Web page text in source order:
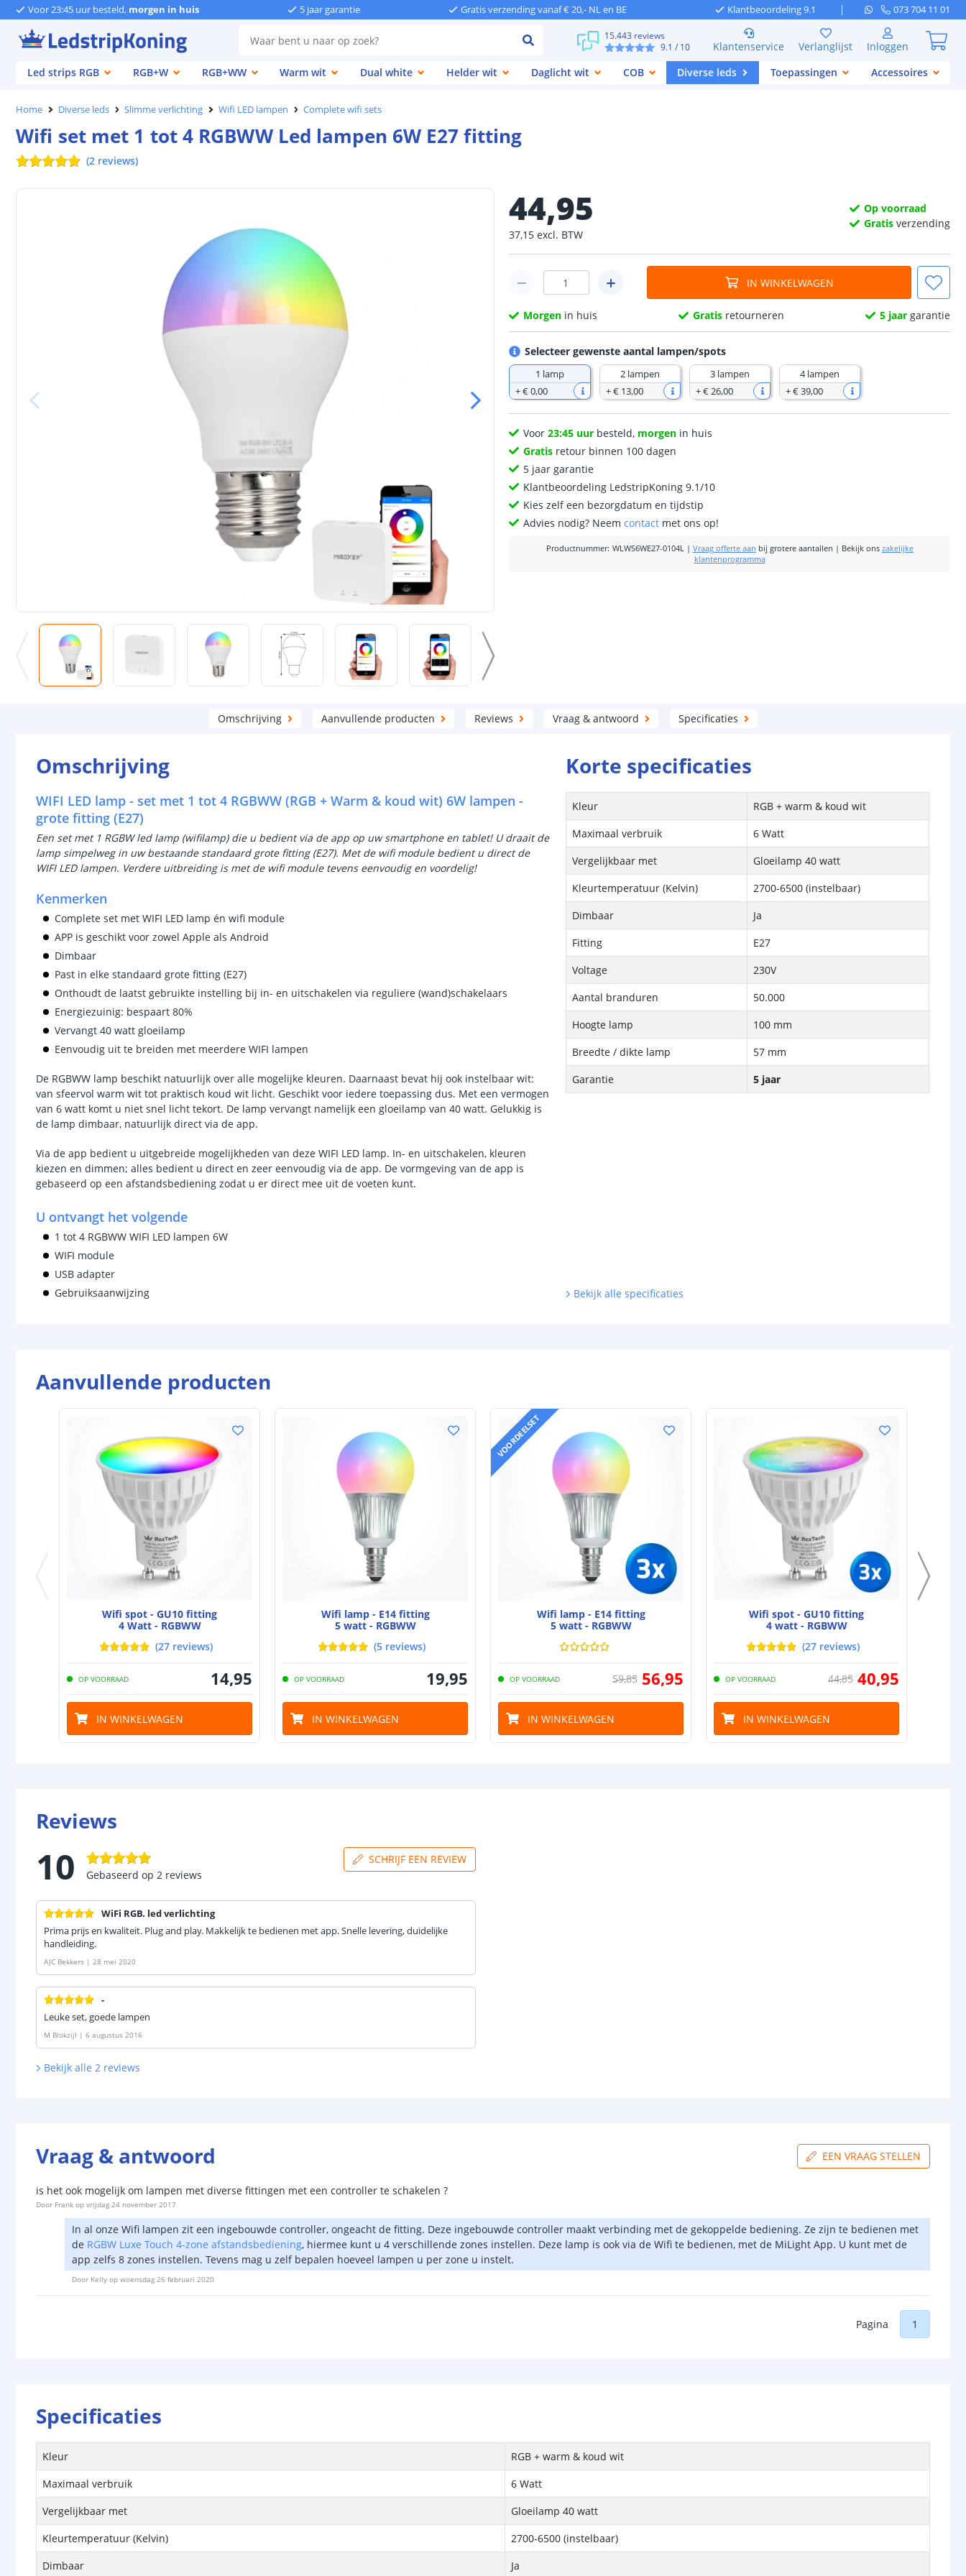
Voor 23:45 uur besteld, morgen in huis 5 jaar garantie Gratis verzending vanaf € 20,- NL en BE Klantbeoordeling 9.1 073 704 11 01
15.443 reviews
9.1 / 10 Klantenservice Verlanglijst
Inloggen
Led strips RGB
RGB+W RGB+WW Warm wit Dual white Helder wit Daglicht wit COB Diverse leds Toepassingen Accessoires
Home Diverse leds Slimme verlichting Wifi LED lampen Complete wifi sets
Wifi set met 1 tot 4 RGBWW Led lampen 6W E27 fitting
(2 reviews)
44,95
37,15 excl. BTW
Op voorraad
Gratis verzending
IN WINKELWAGEN
Morgen in huis Gratis retourneren 5 jaargarantie
Selecteer gewenste aantal lampen/spots
1 lamp
+€ 0,00
2 lampen
+€ 13,00
3 lampen
+€ 26,00
4 lampen
+€ 39,00
Voor23:45 uur besteld, morgen in huis
Gratis retour binnen 100 dagen
5 jaar garantie
Klantbeoordeling LedstripKoning 9.1/10
Kies zelf een bezorgdatum en tijdstip
Advies nodig? Neemcontact met ons op!
Productnummer: WLWS6WE27-0104L| Vraag offerte aan bij grotere aantallen | Bekijk ons zakelijke
klantenprogramma
Omschrijving Aanvullende producten Reviews Vraag & antwoord Specificaties
Omschrijving
WIFI LED lamp - set met 1 tot 4 RGBWW (RGB + Warm & koud wit) 6W lampen -
grote fitting (E27)
Een set met 1 RGBW led lamp (wifilamp) die u bedient via de app op uw smartphone en tablet! U draait de
lamp simpelweg in uw bestaande standaard grote fitting (E27). Met de wifi module bedient u direct de
WIFI LED lampen. Verdere uitbreiding is met de wifi module tevens eenvoudig en voordelig!
Kenmerken
Complete set met WIFI LED lamp én wifi module
APP is geschikt voor zowel Apple als Android
Dimbaar
Past in elke standaard grote fitting (E27)
Onthoudt de laatst gebruikte instelling bij in- en uitschakelen via reguliere (wand)schakelaars
Energiezuinig: bespaart 80%
Vervangt 40 watt gloeilamp
Eenvoudig uit te breiden met meerdere WIFI lampen
De RGBWW lamp beschikt natuurlijk over alle mogelijke kleuren. Daarnaast bevat hij ook instelbaar wit:
van sfeervol warm wit tot praktisch koud wit licht. Geschikt voor iedere toepassing dus. Met een vermogen
van 6 watt komt u niet snel licht tekort. De lamp vervangt namelijk een gloeilamp van 40 watt. Gelukkig is
de lamp dimbaar, natuurlijk direct via de app.
Via de app bedient u uitgebreide mogelijkheden van deze WIFI LED lamp. In- en uitschakelen, kleuren
kiezen en dimmen; alles bedient u direct en zeer eenvoudig via de app. De vormgeving van de app is
gebaseerd op een afstandsbediening zodat u er direct mee uit de voeten kunt.
U ontvangt het volgende
1 tot 4 RGBWW WIFI LED lampen 6W
WIFI module
USB adapter
Gebruiksaanwijzing
Korte specificaties
Kleur
RGB + warm & koud wit
Maximaal verbruik
6 Watt
Vergelijkbaar met
Gloeilamp 40 watt
Kleurtemperatuur (Kelvin)
2700-6500(instelbaar)
Dimbaar
Ja
Fitting
E27
Voltage
230V
Aantal branduren
50.000
Hoogte lamp
100 mm
Breedte / dikte lamp
57 mm
Garantie
5 jaar
Bekijk alle specificaties
Aanvullende producten
Wifi spot - GU10 fitting
4 Watt - RGBWW
(27 reviews)
OP VOORRAAD 14,95
IN WINKELWAGEN
Wifi lamp - E14 fitting
5 watt - RGBWW
(5 reviews)
OP VOORRAAD 19,95
IN WINKELWAGEN
VOORDEELSET
Wifi lamp - E14 fitting
5 watt - RGBWW
OP VOORRAAD 59,85 56,95
IN WINKELWAGEN
Wifi spot - GU10 fitting
4 watt - RGBWW
(27 reviews)
OP VOORRAAD 44,85 40,95
IN WINKELWAGEN
Reviews
10 Gebaseerd op 2 reviews
SCHRIJF EEN REVIEW
WiFi RGB. led verlichting
Prima prijs en kwaliteit. Plug and play. Makkelijk te bedienen met app. Snelle levering, duidelijke
handleiding.
AJC Bekkers | 28 mei 2020
-
Leuke set, goede lampen
M Blokzijl | 6 augustus 2016
Bekijk alle 2 reviews
Vraag & antwoord EEN VRAAG STELLEN
is het ook mogelijk om lampen met diverse fittingen met een controller te schakelen ?
Door Frank op vrijdag 24 november 2017
In al onze Wifi lampen zit een ingebouwde controller, ongeacht de fitting. Deze ingebouwde controller maakt verbinding met de gekoppelde bediening. Ze zijn te bedienen met
de RGBW Luxe Touch 4-zone afstandsbediening, hiermee kunt u 4 verschillende zones instellen. Deze lamp is ook via de Wifi te bedienen, met de MiLight App. U kunt met de
app zelfs 8 zones instellen. Tevens mag u zelf bepalen hoeveel lampen u per zone u instelt.
Door Kelly op woensdag 26 februari 2020
Pagina 1
Specificaties
Kleur
RGB + warm & koud wit
Maximaal verbruik
6 Watt
Vergelijkbaar met
Gloeilamp 40 watt
Kleurtemperatuur (Kelvin)
2700-6500 (instelbaar)
Dimbaar
Ja